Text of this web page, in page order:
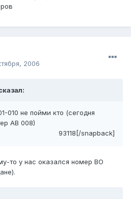
2006
010 не пойми кто (сегодня
АВ 008)
93118[/snapback]
то у нас оказался номер ВО